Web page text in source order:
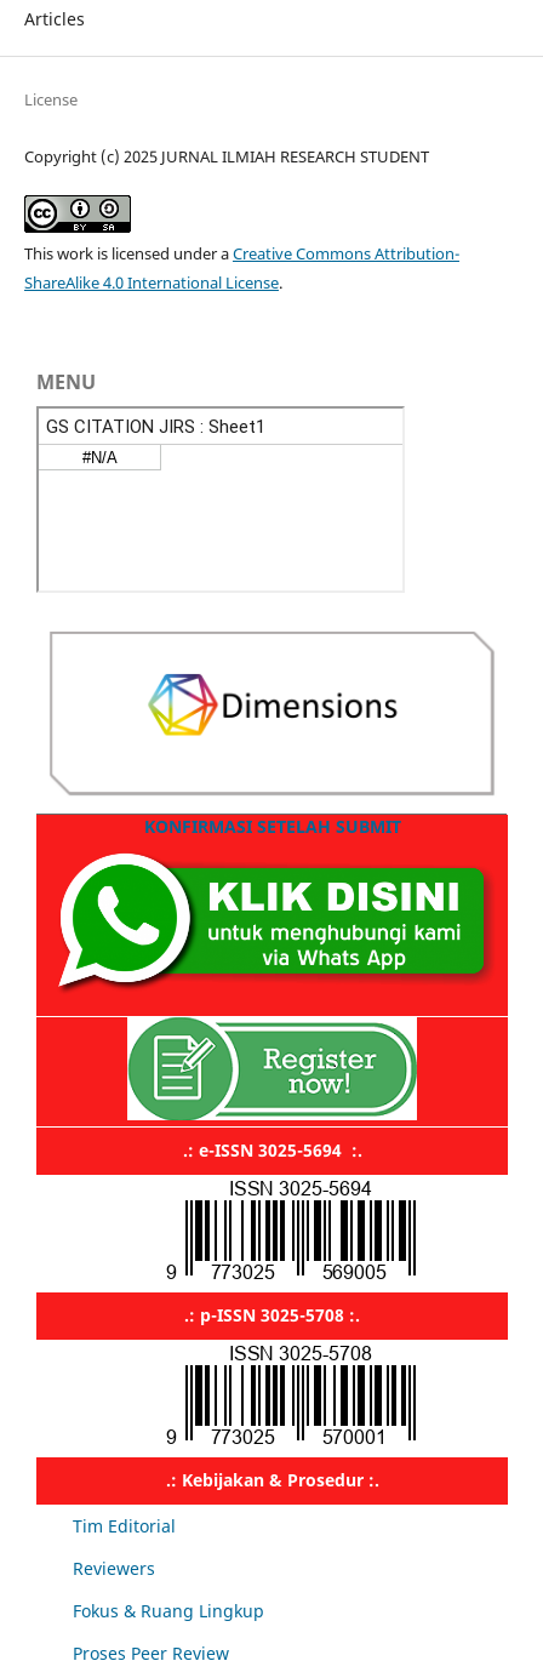
Articles
License
Copyright (c) 2025 JURNAL ILMIAH RESEARCH STUDENT
This work is licensed under aCreative Commons Attribution-
ShareAlike 4.0 International License.
MENU
KONFIRMASI SETELAH SUBMIT
.: e-ISSN 3025-5694 :.
.: p-ISSN 3025-5708 :.
.: Kebijakan & Prosedur :.
Tim Editorial
Reviewers
Fokus & Ruang Lingkup
Proses Peer Review